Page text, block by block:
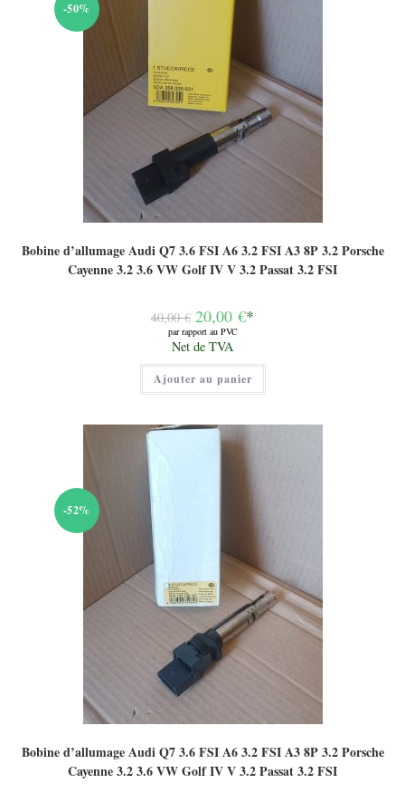
-50%
Bobine d’allumage Audi Q7 3.6 FSI A6 3.2 FSI A3 8P 3.2 Porsche
Cayenne 3.2 3.6 VW Golf IV V 3.2 Passat 3.2 FSI
40,00€ Le
prix
initial
était :
40,00 €.
20,00 €*
par rapport au PVC
Le
prix
actuel
est :
20,00 €.
Net de TVA
Ajouter au panier
-52%
Bobine d’allumage Audi Q7 3.6 FSI A6 3.2 FSI A3 8P 3.2 Porsche
Cayenne 3.2 3.6 VW Golf IV V 3.2 Passat 3.2 FSI